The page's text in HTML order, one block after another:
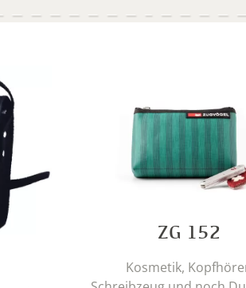
ZG 152
Kosmetik,